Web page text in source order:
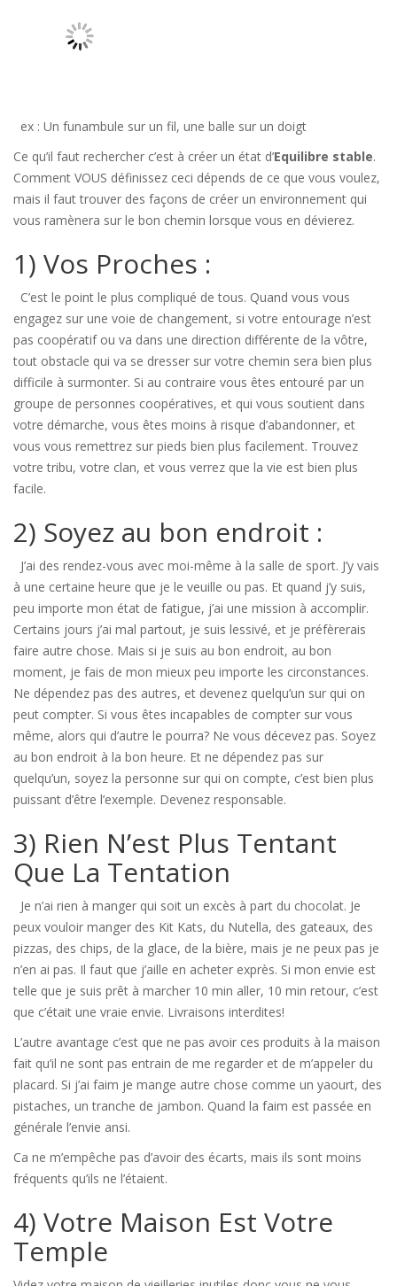
ex : Un funambule sur un fil, une balle sur un doigt
Ce qu’il faut rechercher c’est à créer un état d’Equilibre stable.
Comment VOUS définissez ceci dépends de ce que vous voulez,
mais il faut trouver des façons de créer un environnement qui
vous ramènera sur le bon chemin lorsque vous en dévierez.
1) Vos Proches :
C’est le point le plus compliqué de tous. Quand vous vous
engagez sur une voie de changement, si votre entourage n’est
pas coopératif ou va dans une direction différente de la vôtre,
tout obstacle qui va se dresser sur votre chemin sera bien plus
difficile à surmonter. Si au contraire vous êtes entouré par un
groupe de personnes coopératives, et qui vous soutient dans
votre démarche, vous êtes moins à risque d’abandonner, et
vous vous remettrez sur pieds bien plus facilement. Trouvez
votre tribu, votre clan, et vous verrez que la vie est bien plus
facile.
2) Soyez au bon endroit :
J’ai des rendez-vous avec moi-même à la salle de sport. J’y vais
à une certaine heure que je le veuille ou pas. Et quand j’y suis,
peu importe mon état de fatigue, j’ai une mission à accomplir.
Certains jours j’ai mal partout, je suis lessivé, et je préfèrerais
faire autre chose. Mais si je suis au bon endroit, au bon
moment, je fais de mon mieux peu importe les circonstances.
Ne dépendez pas des autres, et devenez quelqu’un sur qui on
peut compter. Si vous êtes incapables de compter sur vous
même, alors qui d’autre le pourra? Ne vous décevez pas. Soyez
au bon endroit à la bon heure. Et ne dépendez pas sur
quelqu’un, soyez la personne sur qui on compte, c’est bien plus
puissant d’être l’exemple. Devenez responsable.
3) Rien N’est Plus Tentant
Que La Tentation
Je n’ai rien à manger qui soit un excès à part du chocolat. Je
peux vouloir manger des Kit Kats, du Nutella, des gateaux, des
pizzas, des chips, de la glace, de la bière, mais je ne peux pas je
n’en ai pas. Il faut que j’aille en acheter exprès. Si mon envie est
telle que je suis prêt à marcher 10 min aller, 10 min retour, c’est
que c’était une vraie envie. Livraisons interdites!
L’autre avantage c’est que ne pas avoir ces produits à la maison
fait qu’il ne sont pas entrain de me regarder et de m’appeler du
placard. Si j’ai faim je mange autre chose comme un yaourt, des
pistaches, un tranche de jambon. Quand la faim est passée en
générale l’envie ansi.
Ca ne m’empêche pas d’avoir des écarts, mais ils sont moins
fréquents qu’ils ne l’étaient.
4) Votre Maison Est Votre
Temple